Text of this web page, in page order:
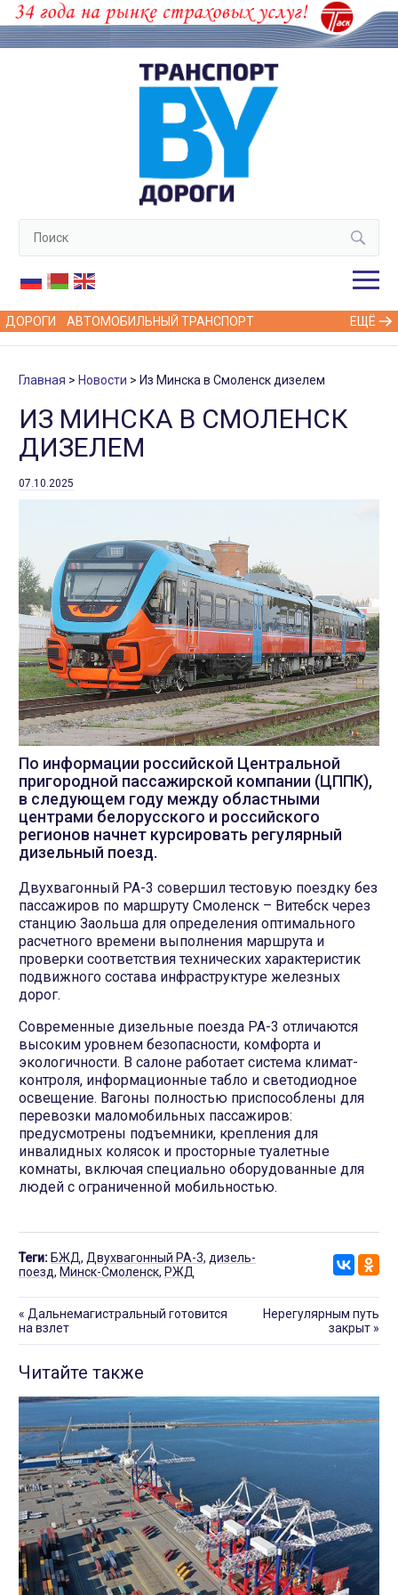
ДОРОГИ АВТОМОБИЛЬНЫЙ ТРАНСПОРТ ЕЩЁ
Главная Новости Из Минска в Смоленск дизелем
ИЗ МИНСКА В СМОЛЕНСК
ДИЗЕЛЕМ
07.10.2025
По информации российской Центральной
пригородной пассажирской компании (ЦППК),
в следующем году между областными
центрами белорусского и российского
регионов начнет курсировать регулярный
дизельный поезд.
Двухвагонный РА-3 совершил тестовую поездку без
пассажиров по маршруту Смоленск – Витебск через
станцию Заольша для определения оптимального
расчетного времени выполнения маршрута и
проверки соответствия технических характеристик
подвижного состава инфраструктуре железных
дорог.
Современные дизельные поезда РА-3 отличаются
высоким уровнем безопасности, комфорта и
экологичности. В салоне работает система климат-
контроля, информационные табло и светодиодное
освещение. Вагоны полностью приспособлены для
перевозки маломобильных пассажиров:
предусмотрены подъемники, крепления для
инвалидных колясок и просторные туалетные
комнаты, включая специально оборудованные для
людей с ограниченной мобильностью.
Теги: БЖД, Двухвагонный РА-3, дизель-
поезд, Минск-Смоленск, РЖД
« Дальнемагистральный готовится
на взлет
Нерегулярным путь
закрыт »
Читайте также